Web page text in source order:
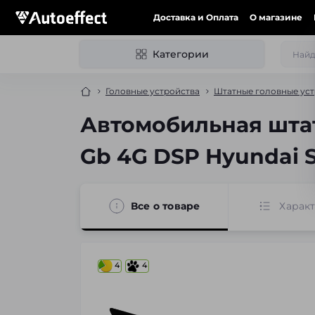
Доставка и Оплата О магазине
Категории
Головные устройства Штатные головные
Автомобильная
Gb 4G DSP Hyundai
Все о товаре
4 4